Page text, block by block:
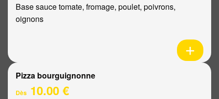
Base sauce tomate, fromage, poulet, poivrons,
oignons
Pizza bourguignonne
Dès 10.00 €